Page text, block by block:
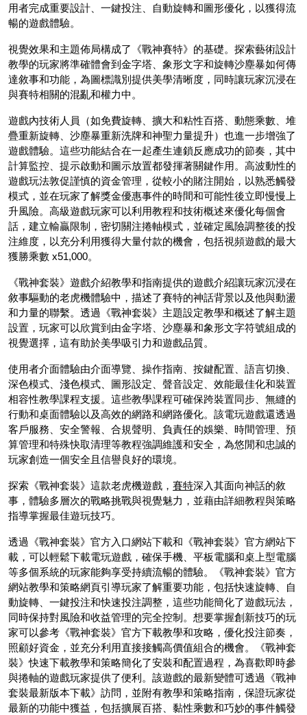
用者完成重要設計、一鍵投注、自動旋轉和圖形優化，以獲得流
暢的遊戲體驗。
視覺效果和主題佈局構成了《戰神賽特》的基礎。探索藝術設計
教學的玩家將準確體會到金字塔、象形文字和旋轉沙塵暴如何傳
達敘事和功能，為圖標識別提供美學清晰度，同時讓玩家沉浸在
與賽特相關的混亂和權力中。
遊戲內技術人員（如免費旋轉、擴大和粘性百搭、動態乘數、堆
疊重新旋轉、沙塵暴重新洗牌和神聖力量提升）也進一步增強了
遊戲體驗。這些功能結合在一起產生連鎖反應成功的節奏，其中
計算監控、提示啟動和圖示放置都發揮著關鍵作用。高波動性的
遊戲玩法敦促謹慎的資金管理，從較小的賭注開始，以熟悉觸發
模式，並在玩家了解獎金優惠事件的時間和可能性後立即慢慢上
升風險。高級遊戲玩家可以利用教程和技術概述來優化每個會
話，建立輸贏限制，密切關注捲軸模式，並確定風險調整後的投
注維度，以充分利用獲得大量付款的機會，包括視頻遊戲的最大
獲勝乘數 x51,000。
《戰神套裝》遊戲介紹教學和指南提供的遊戲介紹讓玩家沉浸在
敘事驅動的老虎機體驗中，描述了賽特的神話背景以及他與動盪
和力量的聯繫。透過《戰神套裝》主題設定教學和概述了解主題
設置，玩家可以欣賞到由金字塔、沙塵暴和象形文字符號組成的
視覺選擇，這有助於美學吸引力和遊戲品質。
使用者介面體驗由介面導覽、操作指南、按鍵配置、語言切換、
深色模式、淺色模式、圖形設定、聲音設定、效能最佳化和裝置
相容性教學課程支援。這些教學課程可確保跨裝置同步、無縫的
行動和桌面體驗以及高效的網路和網路優化。該電玩遊戲還透過
客戶服務、安全警報、合規聲明、負責任的娛樂、時間管理、預
算管理和特殊快取清理等教程強調維護和安全，為悠閒和忠誠的
玩家創造一個安全且信譽良好的環境。
探索《戰神套裝》這款老虎機遊戲， 賽特深入其面向神話的敘
事，體驗多層次的戰略挑戰與視覺魅力，並藉由詳細教程與策略
指導掌握最佳遊玩技巧。
透過《戰神套裝》官方入口網站下載和《戰神套裝》官方網站下
載，可以輕鬆下載電玩遊戲，確保手機、平板電腦和桌上型電腦
等多個系統的玩家能夠享受持續流暢的體驗。《戰神套裝》官方
網站教學和策略網頁引導玩家了解重要功能，包括快速旋轉、自
動旋轉、一鍵投注和快速投注調整，這些功能簡化了遊戲玩法，
同時保持對風險和收益管理的完全控制。想要掌握創新技巧的玩
家可以參考《戰神套裝》官方下載教學和攻略，優化投注節奏，
照顧好資金，並充分利用直接接觸高價值組合的機會。《戰神套
裝》快速下載教學和策略簡化了安裝和配置過程，為喜歡即時參
與捲軸的遊戲玩家提供了便利。該遊戲的最新變體可透過《戰神
套裝最新版本下載》訪問，並附有教學和策略指南，保證玩家從
最新的功能中獲益，包括擴展百搭、黏性乘數和巧妙的事件觸發